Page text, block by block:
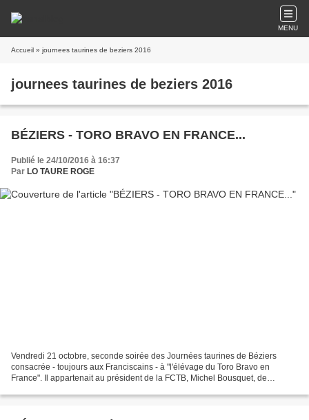
MENU
Accueil » journees taurines de beziers 2016
journees taurines de beziers 2016
BÉZIERS - TORO BRAVO EN FRANCE...
Publié le 24/10/2016 à 16:37
Par LO TAURE ROGE
Vendredi 21 octobre, seconde soirée des Journées taurines de Béziers
consacrée - toujours aux Franciscains - à "l'élévage du Toro Bravo en
France". Il appartenait au président de la FCTB, Michel Bousquet, de